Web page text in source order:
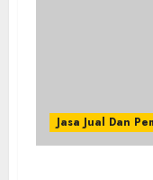
Jasa Jual Dan